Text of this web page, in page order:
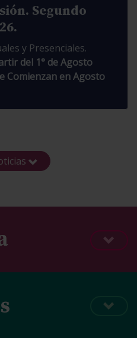
Segundo
y Presenciales.
del 1° de Agosto
Comienzan en Agosto